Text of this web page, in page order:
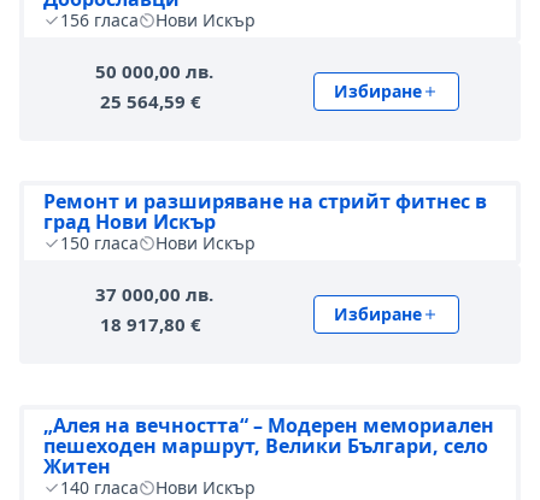
156 гласа Нови Искър
50 000,00 лв.
25 564,59 €
Избиране
Ремонт и разширяване на стрийт фитнес в
град Нови Искър
150 гласа Нови Искър
37 000,00 лв.
18 917,80 €
Избиране
„Алея на вечността“ – Модерен мемориален
пешеходен маршрут, Велики Българи, село
Житен
140 гласа Нови Искър